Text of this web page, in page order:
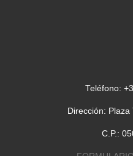
Teléfono:
Dirección:
C.P.: